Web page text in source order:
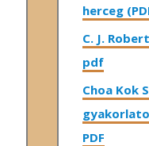
herceg
C. J.
pdf
Choa Kok
PDF